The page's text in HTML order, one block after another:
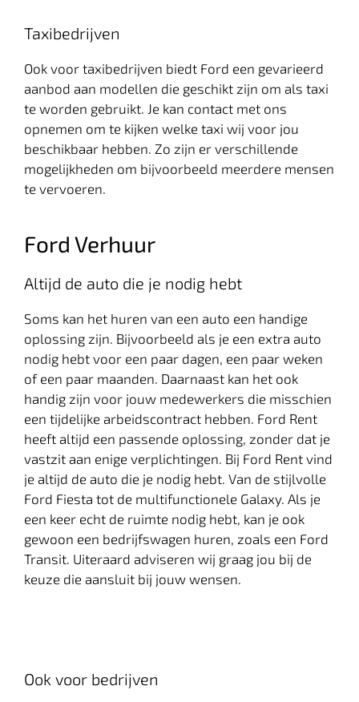
Taxibedrijven
Ook voor taxibedrijven biedt Ford een gevarieerd
aanbod aan modellen die geschikt zijn om als taxi
te worden gebruikt. Je kan contact met ons
opnemen om te kijken welke taxi wij voor jou
beschikbaar hebben. Zo zijn er verschillende
mogelijkheden om bijvoorbeeld meerdere mensen
te vervoeren.
Ford Verhuur
Altijd de auto die je nodig hebt
Soms kan het huren van een auto een handige
oplossing zijn. Bijvoorbeeld als je een extra auto
nodig hebt voor een paar dagen, een paar weken
of een paar maanden. Daarnaast kan het ook
handig zijn voor jouw medewerkers die misschien
een tijdelijke arbeidscontract hebben. Ford Rent
heeft altijd een passende oplossing, zonder dat je
vastzit aan enige verplichtingen. Bij Ford Rent vind
je altijd de auto die je nodig hebt. Van de stijlvolle
Ford Fiesta tot de multifunctionele Galaxy. Als je
een keer echt de ruimte nodig hebt, kan je ook
gewoon een bedrijfswagen huren, zoals een Ford
Transit. Uiteraard adviseren wij graag jou bij de
keuze die aansluit bij jouw wensen.
Ook voor bedrijven